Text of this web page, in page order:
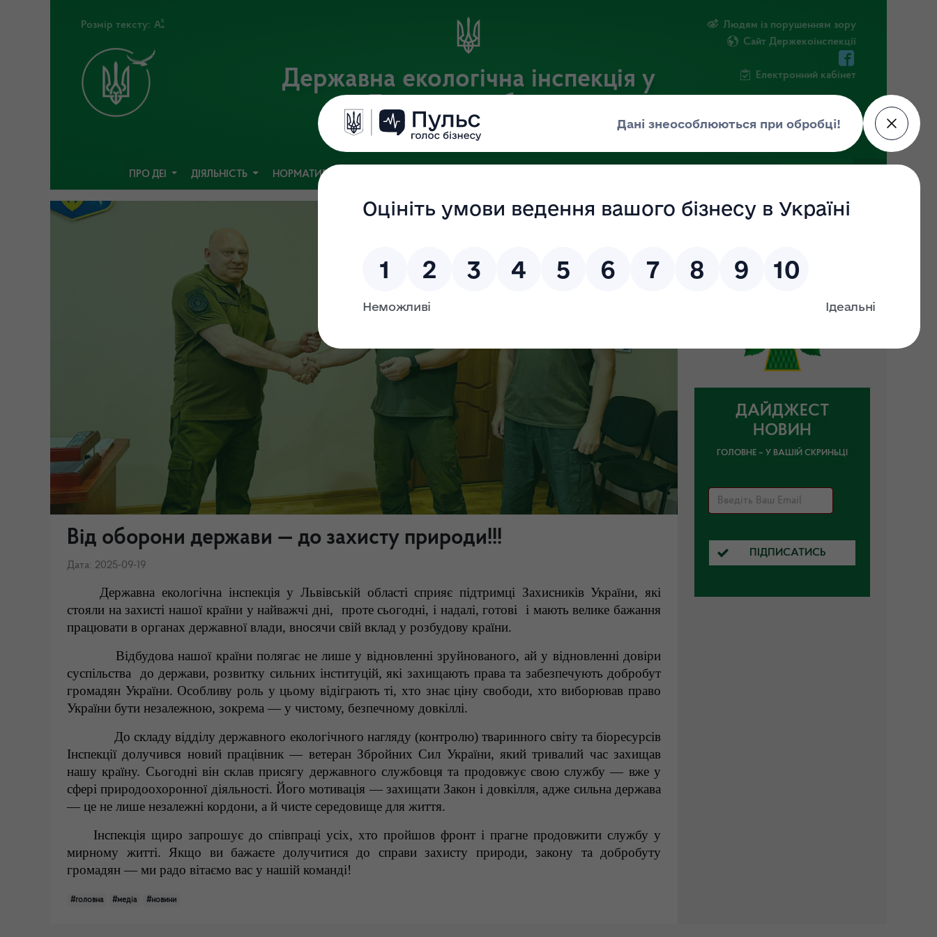
Розмір тексту:
Державна екологічна інспекція у
Львівській області
Офіційний веб-портал
Людям із порушенням зору
Сайт Держекоінспекції
Електронний кабінет
ПРО ДЕІ ДІЯЛЬНІСТЬ НОРМАТИВНА БАЗА
Від оборони держави — до захисту природи!!!
Дата: 2025-09-19
Державна екологічна інспекція у Львівській області сприяє підтримці Захисників України, які
стояли на захисті нашої країни у найважчі дні,
проте сьогодні, і надалі, готові і мають велике бажання
працювати в органах державної влади, вносячи свій вклад у розбудову країни.
Відбудова нашої країни полягає не лише у відновленні зруйнованого, ай у відновленні довіри
суспільства до держави, розвитку сильних інституцій, які захищають права та забезпечують добробут
громадян України. Особливу роль у цьому відіграють ті, хто знає ціну свободи, хто виборював право
України бути незалежною, зокрема — у чистому, безпечному довкіллі.
До складу відділу державного екологічного нагляду (контролю) тваринного світу та біоресурсів
Інспекції долучився новий працівник — ветеран Збройних Сил України, який тривалий час захищав
нашу країну. Сьогодні він склав присягу державного службовця та продовжує свою службу — вже у
сфері природоохоронної діяльності. Його мотивація — захищати Закон і довкілля, адже сильна держава
— це не лише незалежні кордони, а й чисте середовище для життя.
Інспекція щиро запрошує до співпраці усіх, хто пройшов фронт і прагне продовжити службу у
мирному житті. Якщо ви бажаєте долучитися до справи захисту природи, закону та добробуту
громадян — ми радо вітаємо вас у нашій команді!
#головна #медіа #новини
ДАЙДЖЕСТ
НОВИН
ГОЛОВНЕ – У ВАШІЙ СКРИНЬЦІ
ПІДПИСАТИСЬ